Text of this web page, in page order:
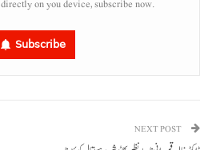
on you device, subscribe now.
Subscribe
NEXT POST